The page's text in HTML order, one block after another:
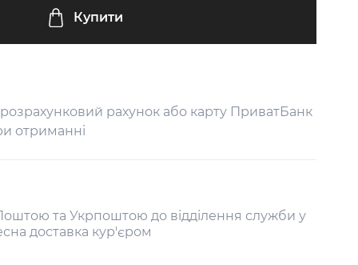
Купити
рахунок або карту ПриватБанк
отриманні
та Укрпоштою до відділення служби у
доставка кур'єром